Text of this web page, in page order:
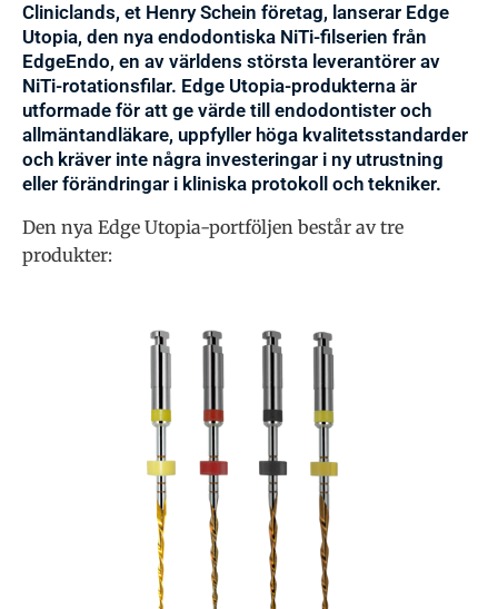
Cliniclands, et Henry Schein företag, lanserar Edge
Utopia, den nya endodontiska NiTi-filserien från
EdgeEndo, en av världens största leverantörer av
NiTi-rotationsfilar. Edge Utopia-produkterna är
utformade för att ge värde till endodontister och
allmäntandläkare, uppfyller höga kvalitetsstandarder
och kräver inte några investeringar i ny utrustning
eller förändringar i kliniska protokoll och tekniker.
Den nya Edge Utopia-portföljen består av tre
produkter: